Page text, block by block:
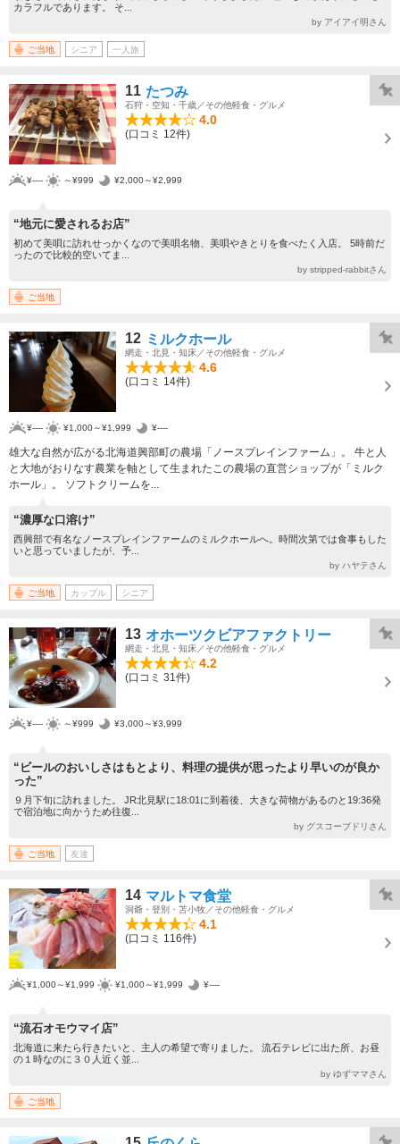
カラフルであります。 そ...
by アイアイ明さん
ご当地 シニア 一人旅
11 たつみ
石狩・空知・千歳／その他軽食・グルメ
4.0
(口コミ 12件)
¥---- ～¥999 ¥2,000～¥2,999
“地元に愛されるお店”
初めて美唄に訪れせっかくなので美唄名物、美唄やきとりを食べたく入店。 5時前だ
ったので比較的空いてま...
by stripped-rabbitさん
ご当地
12 ミルクホール
網走・北見・知床／その他軽食・グルメ
4.6
(口コミ 14件)
¥---- ¥1,000～¥1,999 ¥----
雄大な自然が広がる北海道興部町の農場「ノースプレインファーム」。 牛と人
と大地がおりなす農業を軸として生まれたこの農場の直営ショップが「ミルク
ホール」。 ソフトクリームを...
“濃厚な口溶け”
西興部で有名なノースプレインファームのミルクホールへ。時間次第では食事もした
いと思っていましたが、予...
by ハヤテさん
ご当地 カップル シニア
13 オホーツクビアファクトリー
網走・北見・知床／その他軽食・グルメ
4.2
(口コミ 31件)
¥---- ～¥999 ¥3,000～¥3,999
“ビールのおいしさはもとより、料理の提供が思ったより早いのが良か
った”
９月下旬に訪れました。 JR北見駅に18:01に到着後、大きな荷物があるのと19:36発
で宿泊地に向かうため往復...
by グスコーブドリさん
ご当地 友達
14 マルトマ食堂
洞爺・登別・苫小牧／その他軽食・グルメ
4.1
(口コミ 116件)
¥1,000～¥1,999 ¥1,000～¥1,999 ¥----
“流石オモウマイ店”
北海道に来たら行きたいと、主人の希望で寄りました。 流石テレビに出た所、お昼
の１時なのに３０人近く並...
by ゆずママさん
ご当地